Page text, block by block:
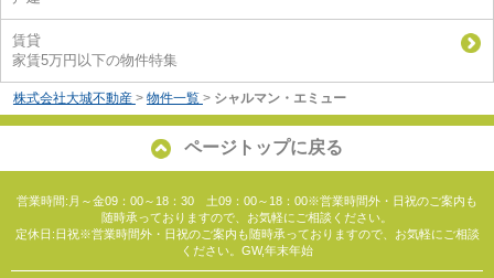
賃貸
家賃5万円以下の物件特集
株式会社大城不動産 > 物件一覧 > シャルマン・エミュー
ページトップに戻る
営業時間:月～金09：00～18：30 土09：00～18：00※営業時間外・日祝のご案内も
随時承っておりますので、お気軽にご相談ください。
定休日:日祝※営業時間外・日祝のご案内も随時承っておりますので、お気軽にご相談
ください。GW,年末年始